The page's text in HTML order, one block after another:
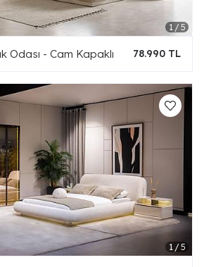
Odası - Cam Kapaklı 78.990 TL